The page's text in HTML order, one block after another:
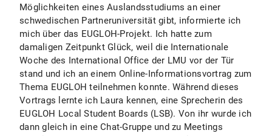
Möglichkeiten eines Auslandsstudiums an einer
schwedischen Partneruniversität gibt, informierte ich
mich über das EUGLOH-Projekt. Ich hatte zum
damaligen Zeitpunkt Glück, weil die Internationale
Woche des International Office der LMU vor der Tür
stand und ich an einem Online-Informationsvortrag zum
Thema EUGLOH teilnehmen konnte. Während dieses
Vortrags lernte ich Laura kennen, eine Sprecherin des
EUGLOH Local Student Boards (LSB). Von ihr wurde ich
dann gleich in eine Chat-Gruppe und zu Meetings